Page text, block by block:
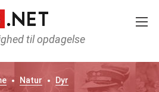
til opdagelse
Natur Dyr